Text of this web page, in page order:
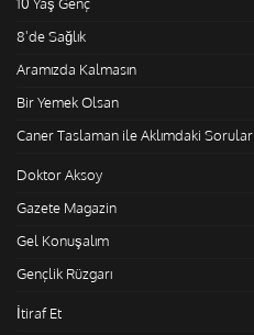
8'de Sağlık
Aramızda Kalmasın
Bir Yemek Olsan
Caner Taslaman ile Aklımdaki Sorular
Doktor Aksoy
Gazete Magazin
Gel Konuşalım
Gençlik Rüzgarı
İtiraf Et